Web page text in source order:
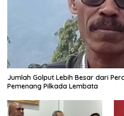
Jumlah Golput Lebih Besar dari
Pemenang Pilkada Lembata